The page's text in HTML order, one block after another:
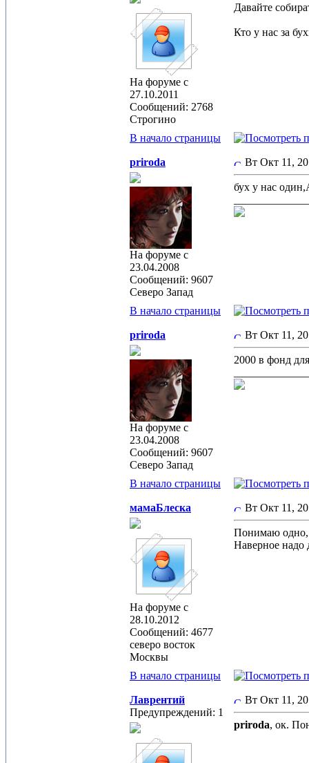
На форуме с
27.10.2011
Сообщений: 2768
Строгино
Давайте
Кто у нас за
В начало страницы
priroda
На форуме с
23.04.2008
Сообщений: 9607
Северо Запад
Вт Окт 11,
бух у нас
В начало страницы
priroda
На форуме с
23.04.2008
Сообщений: 9607
Северо Запад
Вт Окт 11,
2000 в фонд
В начало страницы
мамаБлеска
На форуме с
28.10.2012
Сообщений: 4677
северо восток
Москвы
Вт Окт 11,
Понимаю одно,
Наверное надо
В начало страницы
Лаврентий
Предупреждений: 1
Вт Окт 11,
priroda, ок.